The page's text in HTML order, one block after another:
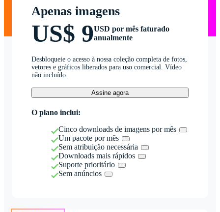
Apenas imagens
US$ 9USD por mês faturado
anualmente
Desbloqueie o acesso à nossa coleção completa de fotos,
vetores e gráficos liberados para uso comercial. Vídeo
não incluído.
Assine agora
O plano inclui:
Cinco downloads de imagens por mês
Um pacote por mês
Sem atribuição necessária
Downloads mais rápidos
Suporte prioritário
Sem anúncios